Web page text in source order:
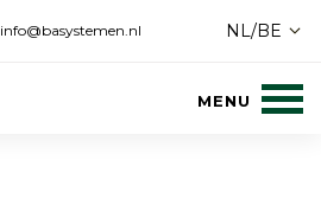
info@basystemen.nl NL/BE